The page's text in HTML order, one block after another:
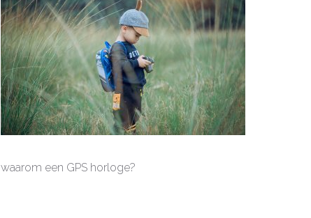
waarom een GPS horloge?